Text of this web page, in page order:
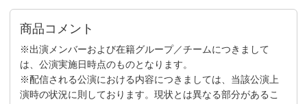
商品コメント
※出演メンバーおよび在籍グループ／チームにつきまして
は、公演実施日時点のものとなります。
※配信される公演における内容につきましては、当該公演上
演時の状況に則しております。現状とは異なる部分があるこ